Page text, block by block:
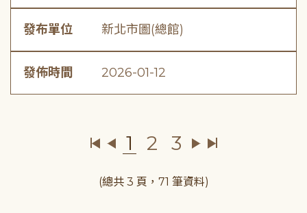
發布單位 新北市圖(總館)
發佈時間 2026-01-12
1 2 3
(總共 3 頁，71 筆資料)